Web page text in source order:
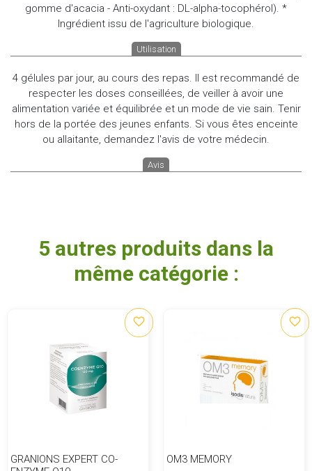
gomme d'acacia - Anti-oxydant : DL-alpha-tocophérol). *
Ingrédient issu de l'agriculture biologique.
Utilisation
4 gélules par jour, au cours des repas. Il est recommandé de
respecter les doses conseillées, de veiller à avoir une
alimentation variée et équilibrée et un mode de vie sain. Tenir
hors de la portée des jeunes enfants. Si vous êtes enceinte
ou allaitante, demandez l'avis de votre médecin.
Avis
5 autres produits dans la
même catégorie :
GRANIONS EXPERT CO-
favorite_border
OM3 MEMORY
favorite_border